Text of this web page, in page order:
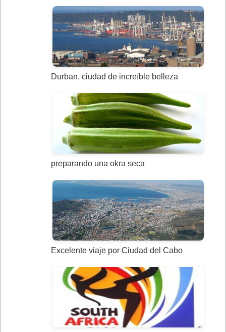
Durban, ciudad de increíble belleza
preparando una okra seca
Excelente viaje por Ciudad del Cabo